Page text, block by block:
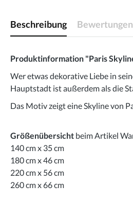
Beschreibung Bewertungen
Produktinformation "Paris
Wer etwas dekorative Liebe in
Hauptstadt ist außerdem als die
Das Motiv zeigt eine Skyline von
Größenübersicht beim Artikel
140 cm x 35 cm
180 cm x 46 cm
220 cm x 56 cm
260 cm x 66 cm